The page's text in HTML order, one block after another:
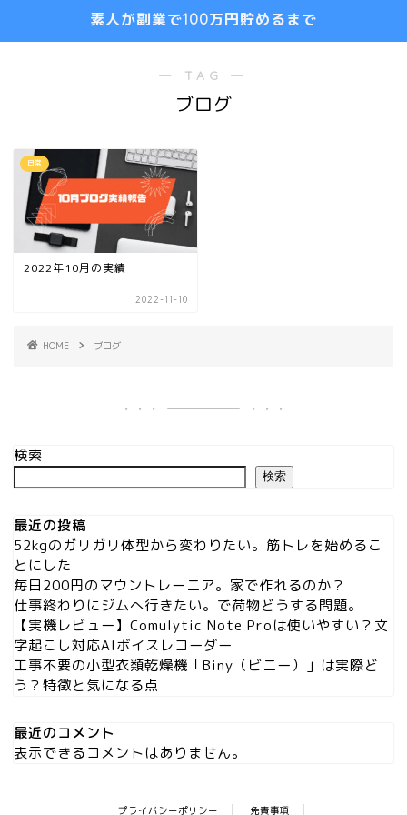
素人が副業で100万円貯めるまで
― TAG ―
ブログ
日常
2022年10月の実績
2022-11-10
HOME ブログ
検索
検索
最近の投稿
52kgのガリガリ体型から変わりたい。筋トレを始めるこ
とにした
毎日200円のマウントレーニア。家で作れるのか？
仕事終わりにジムへ行きたい。で荷物どうする問題。
【実機レビュー】Comulytic Note Proは使いやすい？文
字起こし対応AIボイスレコーダー
工事不要の小型衣類乾燥機「Biny（ビニー）」は実際ど
う？特徴と気になる点
最近のコメント
表示できるコメントはありません。
プライバシーポリシー 免責事項